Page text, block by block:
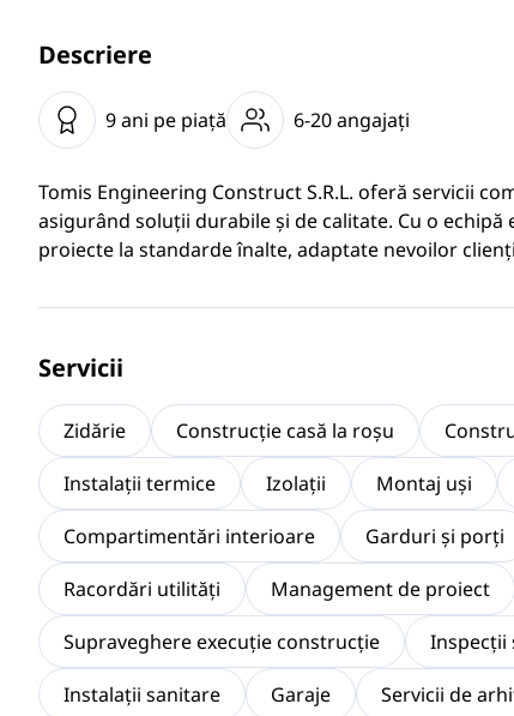
Descriere
9 ani pe piaţă 6-20 angajaţi
Tomis Engineering Construct S.R.L. oferă servicii
asigurând soluții durabile și de calitate. Cu o
proiecte la standarde înalte, adaptate nevoilor
Servicii
Zidărie Construcție casă la roșu
Instalații termice
Izolații Montaj uși
Compartimentări interioare
Garduri și porți
Racordări utilități
Management de proiect
Supraveghere execuție construcție
Inspecții
Instalaţii sanitare
Garaje Servicii de